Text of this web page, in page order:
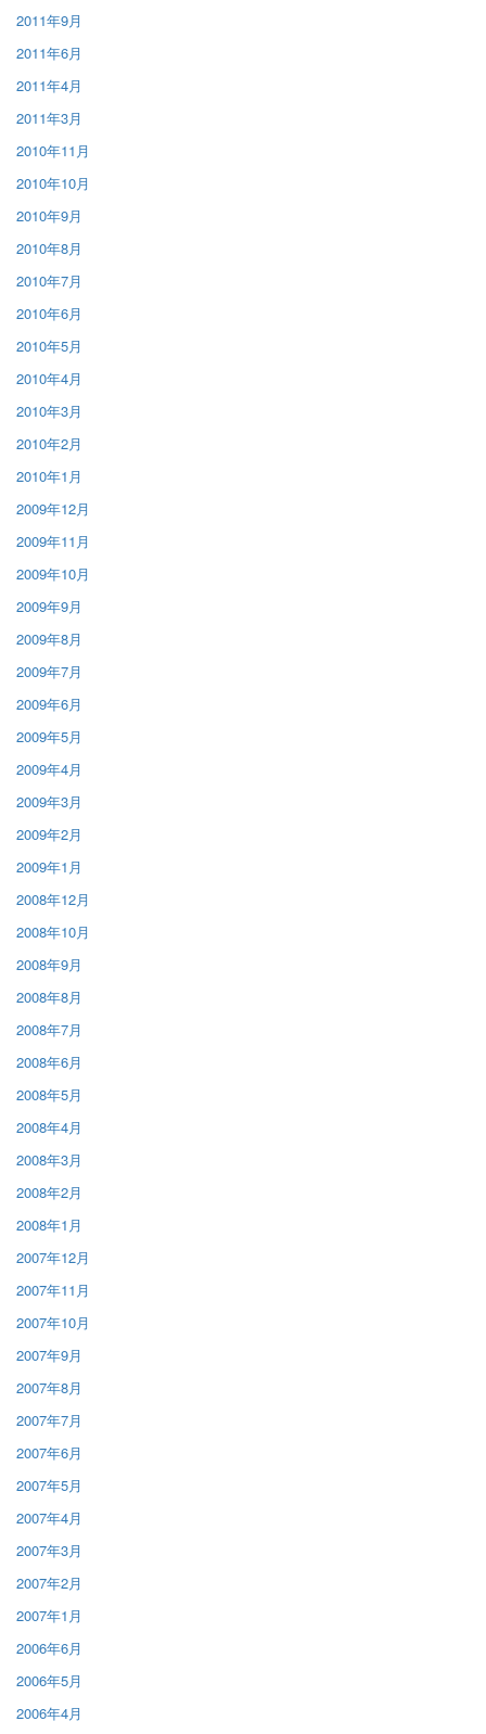
2011年9月
2011年6月
2011年4月
2011年3月
2010年11月
2010年10月
2010年9月
2010年8月
2010年7月
2010年6月
2010年5月
2010年4月
2010年3月
2010年2月
2010年1月
2009年12月
2009年11月
2009年10月
2009年9月
2009年8月
2009年7月
2009年6月
2009年5月
2009年4月
2009年3月
2009年2月
2009年1月
2008年12月
2008年10月
2008年9月
2008年8月
2008年7月
2008年6月
2008年5月
2008年4月
2008年3月
2008年2月
2008年1月
2007年12月
2007年11月
2007年10月
2007年9月
2007年8月
2007年7月
2007年6月
2007年5月
2007年4月
2007年3月
2007年2月
2007年1月
2006年6月
2006年5月
2006年4月